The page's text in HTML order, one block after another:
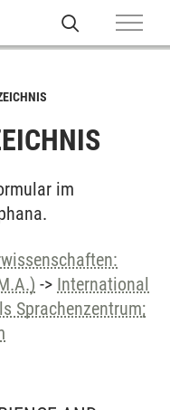
im
-> International
Sprachenzentrum;